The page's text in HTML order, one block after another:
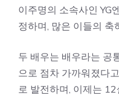
이주명의 소속사인 YG
정하며, 많은 이들의 축
두 배우는 배우라는 공
으로 점차 가까워졌다
로 발전하며, 이제는